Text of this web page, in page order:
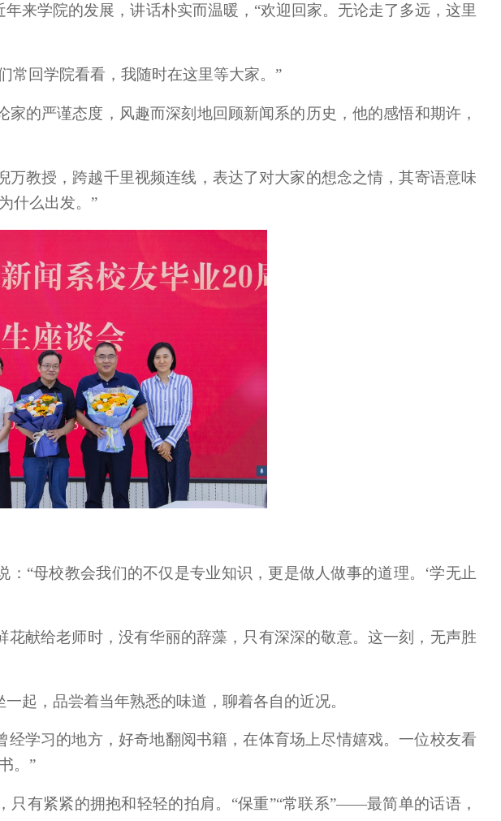
来学院的发展，讲话朴实而温暖，“欢迎回家。无论走了多远，这里
常回学院看看，我随时在这里等大家。”
的严谨态度，风趣而深刻地回顾新闻系的历史，他的感悟和期许，
万教授，跨越千里视频连线，表达了对大家的想念之情，其寄语意味
什么出发。”
“母校教会我们的不仅是专业知识，更是做人做事的道理。‘学无止
献给老师时，没有华丽的辞藻，只有深深的敬意。这一刻，无声胜
起，品尝着当年熟悉的味道，聊着各自的近况。
学习的地方，好奇地翻阅书籍，在体育场上尽情嬉戏。一位校友看
。”
只有紧紧的拥抱和轻轻的拍肩。“保重”“常联系”——最简单的话语，